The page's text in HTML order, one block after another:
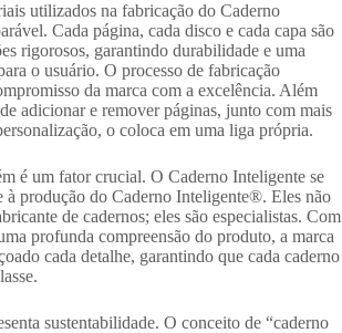
utilizados na fabricação do Caderno
Cada página, cada disco e cada capa são
rigorosos, garantindo durabilidade e uma
o usuário. O processo de fabricação
da marca com a excelência. Além
adicionar e remover páginas, junto com mais
o coloca em uma liga própria.
é um fator crucial. O Caderno Inteligente se
à produção do Caderno Inteligente®. Eles não
de cadernos; eles são especialistas. Com
profunda compreensão do produto, a marca
cada detalhe, garantindo que cada caderno
sustentabilidade. O conceito de “caderno